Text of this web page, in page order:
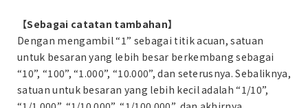
【Sebagai catatan tambahan】
Dengan mengambil “1” sebagai titik acuan, satuan
untuk besaran yang lebih besar berkembang sebagai
“10”, “100”, “1.000”, “10.000”, dan seterusnya. Sebaliknya,
satuan untuk besaran yang lebih kecil adalah “1/10”,